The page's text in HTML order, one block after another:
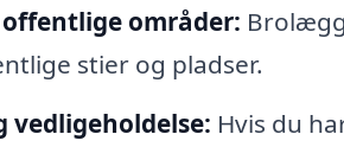
områder:
stier og pladser.
vedligeholdelse: Hvis du